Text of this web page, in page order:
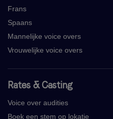
Frans
Spaans
Mannelijke voice overs
Vrouwelijke voice overs
Rates & Casting
Voice over audities
Boek een stem op lokatie